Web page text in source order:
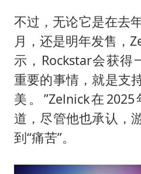
不过，无论它是在去
月，还是明年发售，
示，Rockstar会获得
重要的事情，就是支
美。”Zelnick在
道，尽管他也承认，
到“痛苦”。